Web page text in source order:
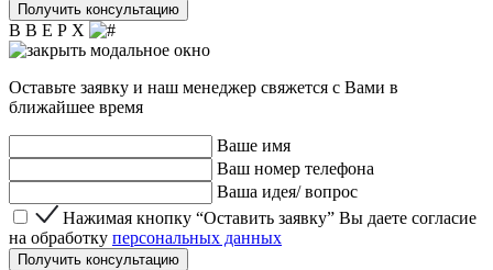
Получить консультацию
В В Е Р Х
Оставьте заявку и наш менеджер свяжется с Вами в
ближайшее время
Ваше имя
Ваш номер телефона
Ваша идея/ вопрос
Нажимая кнопку “Оставить заявку” Вы даете согласие
Нажимая кнопку “Оставить заявку” Вы даете согласие
на обработку персональных данных
Получить консультацию